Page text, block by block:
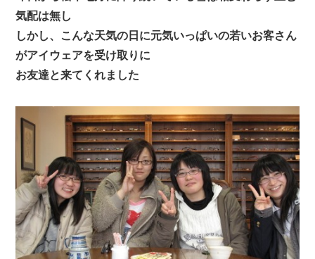
気配は無し
しかし、こんな天気の日に元気いっぱいの若いお客さん
がアイウェアを受け取りに
お友達と来てくれました